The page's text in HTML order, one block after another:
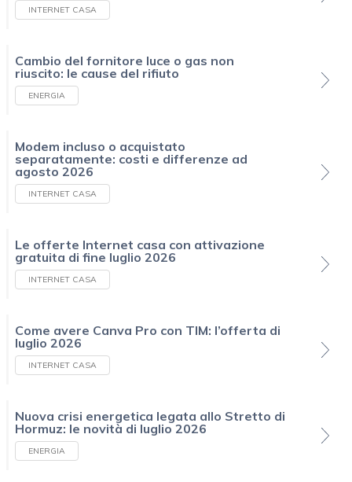
INTERNET CASA
Cambio del fornitore luce o gas non
riuscito: le cause del rifiuto
ENERGIA
Modem incluso o acquistato
separatamente: costi e differenze ad
agosto 2026
INTERNET CASA
Le offerte Internet casa con attivazione
gratuita di fine luglio 2026
INTERNET CASA
Come avere Canva Pro con TIM: l’offerta di
luglio 2026
INTERNET CASA
Nuova crisi energetica legata allo Stretto di
Hormuz: le novità di luglio 2026
ENERGIA